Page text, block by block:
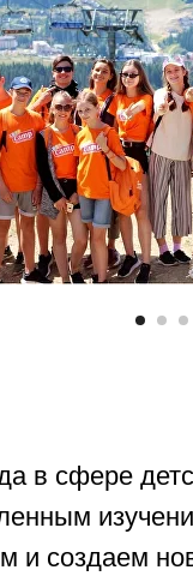
в сфере
и создаем